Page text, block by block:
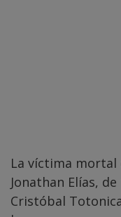
La víctima mortal
Jonathan Elías,
Cristóbal